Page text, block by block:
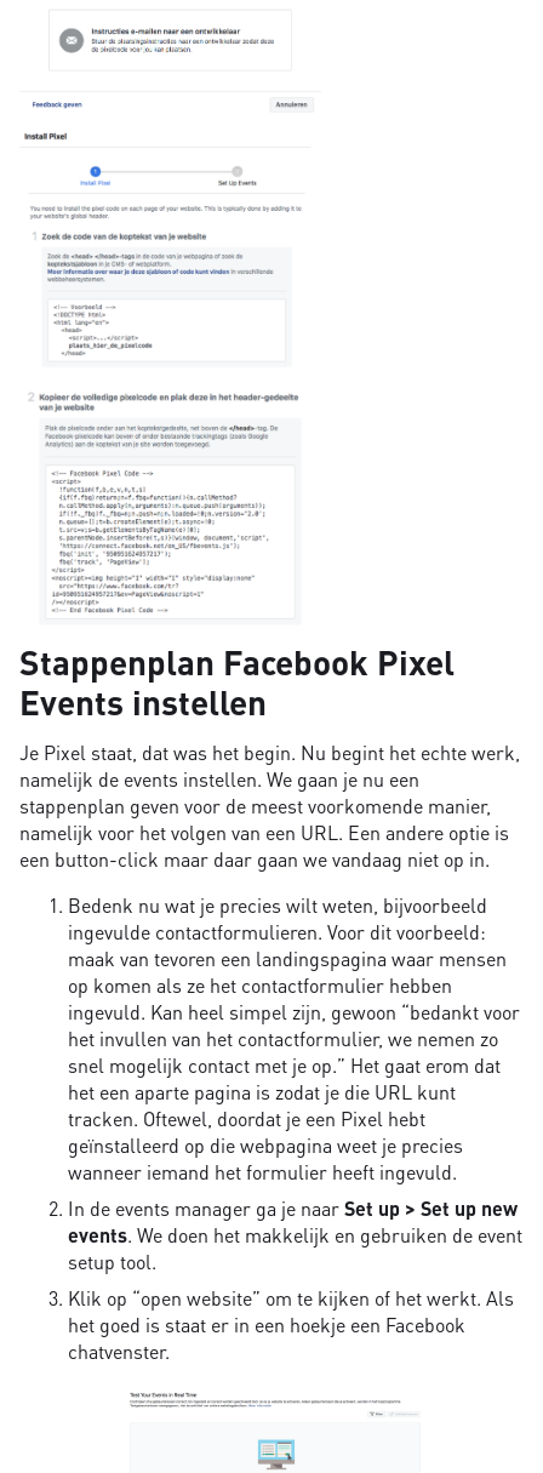
Stappenplan Facebook Pixel
Events instellen
Je Pixel staat, dat was het begin. Nu begint het echte werk,
namelijk de events instellen. We gaan je nu een
stappenplan geven voor de meest voorkomende manier,
namelijk voor het volgen van een URL. Een andere optie is
een button-click maar daar gaan we vandaag niet op in.
Bedenk nu wat je precies wilt weten, bijvoorbeeld
ingevulde contactformulieren. Voor dit voorbeeld:
maak van tevoren een landingspagina waar mensen
op komen als ze het contactformulier hebben
ingevuld. Kan heel simpel zijn, gewoon “bedankt voor
het invullen van het contactformulier, we nemen zo
snel mogelijk contact met je op.” Het gaat erom dat
het een aparte pagina is zodat je die URL kunt
tracken. Oftewel, doordat je een Pixel hebt
geïnstalleerd op die webpagina weet je precies
wanneer iemand het formulier heeft ingevuld.
In de events manager ga je naarSet up > Set up new
events. We doen het makkelijk en gebruiken de event
setup tool.
Klik op “open website” om te kijken of het werkt. Als
het goed is staat er in een hoekje een Facebook
chatvenster.